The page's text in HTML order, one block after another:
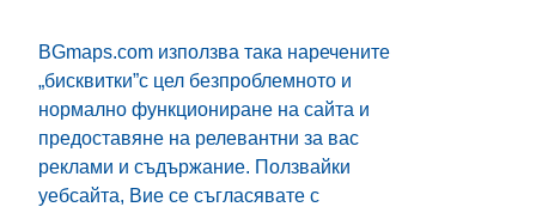
BGmaps.com използва така наречените
„бисквитки”с цел безпроблемното и
нормално функциониране на сайта и
предоставяне на релевантни за вас
реклами и съдържание. Ползвайки
уебсайта, Вие се съгласявате с